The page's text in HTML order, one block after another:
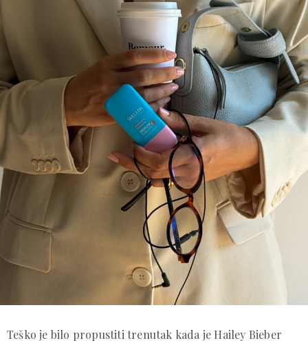
Teško je bilo propustiti trenutak kada je Hailey Bieber